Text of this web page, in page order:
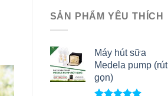
SẢN PHẨM YÊU THÍCH
Máy hút sữa
Medela pump (rút
gọn)